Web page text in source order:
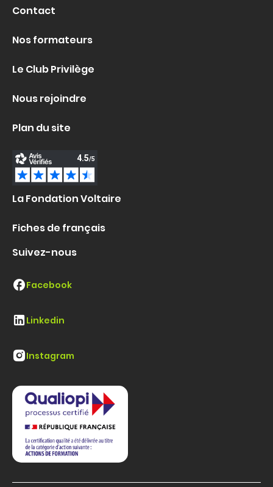
Contact
Nos formateurs
Le Club Privilège
Nous rejoindre
Plan du site
La Fondation Voltaire
Fiches de français
Suivez-nous
Facebook
Linkedin
Instagram